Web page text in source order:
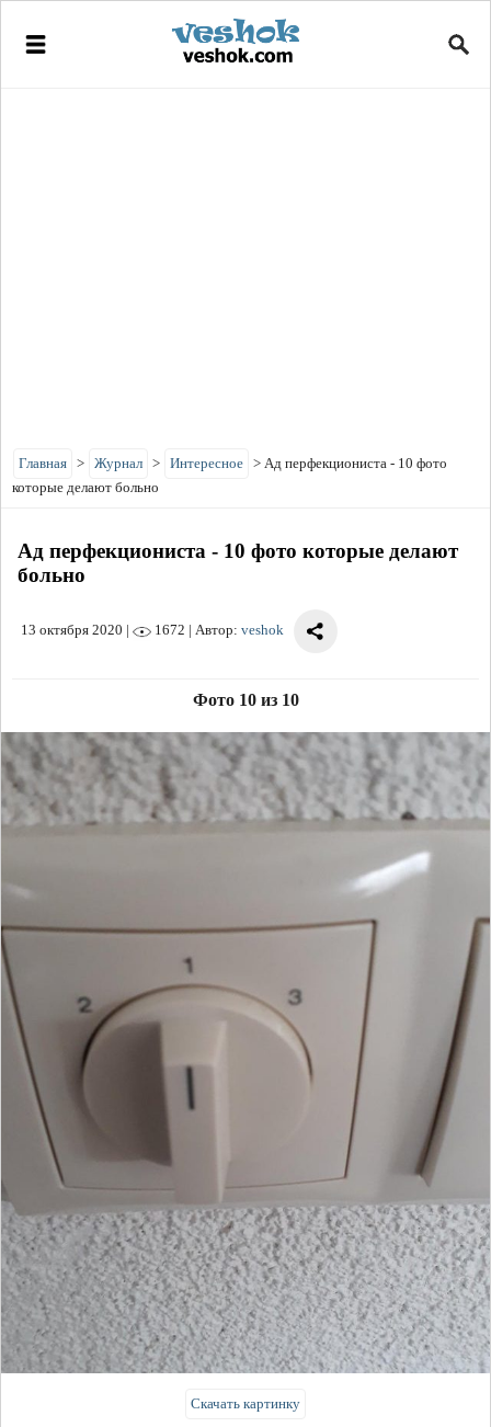
Главная > Журнал > Интересное > Ад перфекциониста - 10 фото
которые делают больно
Ад перфекциониста - 10 фото которые делают
больно
13 октября 2020 | 1672 | Автор: veshok
Фото 10 из 10
Скачать картинку